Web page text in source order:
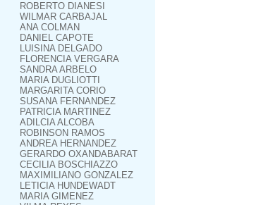
ROBERTO DIANESI
WILMAR CARBAJAL
ANA COLMAN
DANIEL CAPOTE
LUISINA DELGADO
FLORENCIA VERGARA
SANDRA ARBELO
MARIA DUGLIOTTI
MARGARITA CORIO
SUSANA FERNANDEZ
PATRICIA MARTINEZ
ADILCIA ALCOBA
ROBINSON RAMOS
ANDREA HERNANDEZ
GERARDO OXANDABARAT
CECILIA BOSCHIAZZO
MAXIMILIANO GONZALEZ
LETICIA HUNDEWADT
MARIA GIMENEZ